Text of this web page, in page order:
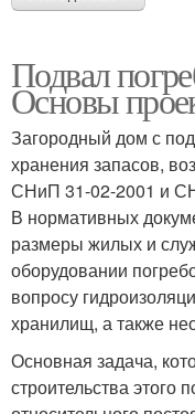
Подвал
Основы
Загородный дом с
хранения запасов,
СНиП 31-02-2001 и
В нормативных
размеры жилых и
оборудовании
вопросу
хранилищ, а также
Основная задача,
строительства